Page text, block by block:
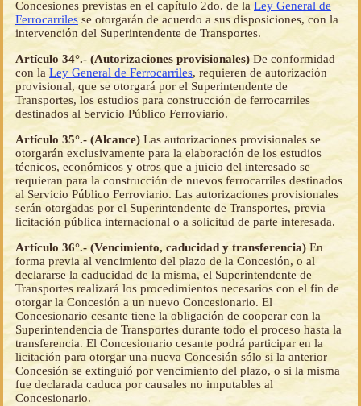
Concesiones previstas en el capítulo 2do. de la Ley General de
Ferrocarriles se otorgarán de acuerdo a sus disposiciones, con la
intervención del Superintendente de Transportes.
Artículo 34°.- (Autorizaciones provisionales) De conformidad
con la Ley General de Ferrocarriles, requieren de autorización
provisional, que se otorgará por el Superintendente de
Transportes, los estudios para construcción de ferrocarriles
destinados al Servicio Público Ferroviario.
Artículo 35°.- (Alcance) Las autorizaciones provisionales se
otorgarán exclusivamente para la elaboración de los estudios
técnicos, económicos y otros que a juicio del interesado se
requieran para la construcción de nuevos ferrocarriles destinados
al Servicio Público Ferroviario. Las autorizaciones provisionales
serán otorgadas por el Superintendente de Transportes, previa
licitación pública internacional o a solicitud de parte interesada.
Artículo 36°.- (Vencimiento, caducidad y transferencia) En
forma previa al vencimiento del plazo de la Concesión, o al
declararse la caducidad de la misma, el Superintendente de
Transportes realizará los procedimientos necesarios con el fin de
otorgar la Concesión a un nuevo Concesionario. El
Concesionario cesante tiene la obligación de cooperar con la
Superintendencia de Transportes durante todo el proceso hasta la
transferencia. El Concesionario cesante podrá participar en la
licitación para otorgar una nueva Concesión sólo si la anterior
Concesión se extinguió por vencimiento del plazo, o si la misma
fue declarada caduca por causales no imputables al
Concesionario.